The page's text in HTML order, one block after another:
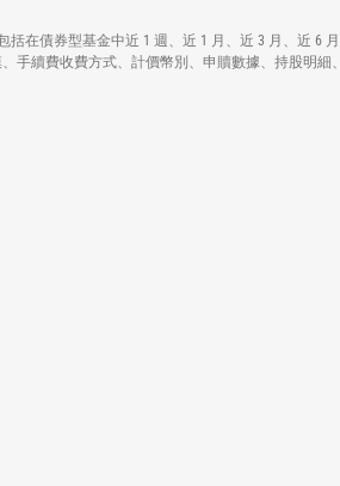
包括在債券型基金中近 1 週、近 1 月、近 3 月、
、手續費收費方式、計價幣別、申贖數據、持股明